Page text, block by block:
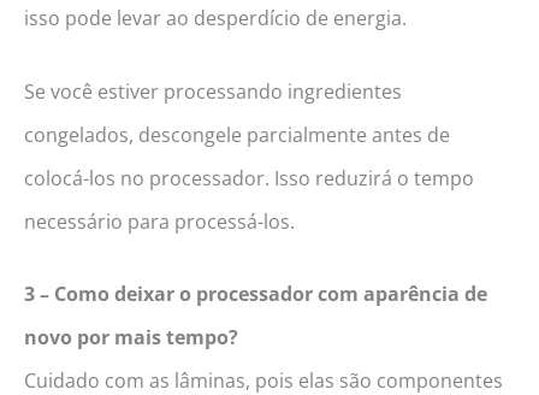
isso pode levar ao desperdício de energia.
Se você estiver processando ingredientes
congelados, descongele parcialmente antes de
colocá-los no processador. Isso reduzirá o tempo
necessário para processá-los.
3 – Como deixar o processador com aparência de
novo por mais tempo?
Cuidado com as lâminas, pois elas são componentes